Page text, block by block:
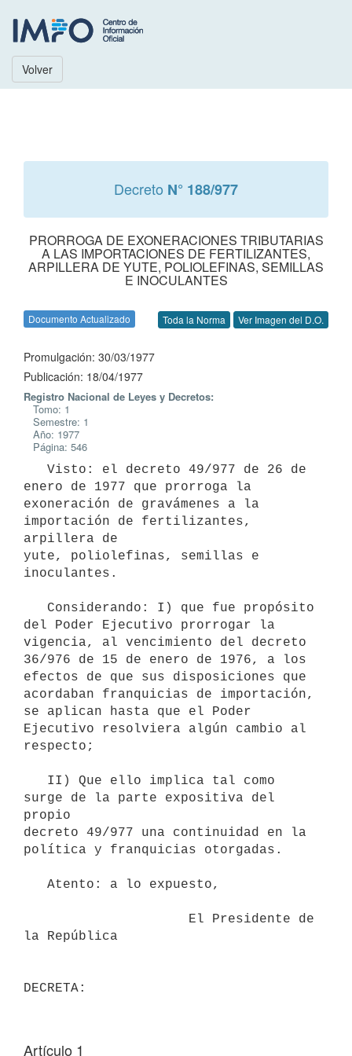
Volver
Decreto N° 188/977
PRORROGA DE EXONERACIONES TRIBUTARIAS
A LAS IMPORTACIONES DE FERTILIZANTES,
ARPILLERA DE YUTE, POLIOLEFINAS, SEMILLAS
E INOCULANTES
Documento Actualizado Toda la Norma Ver Imagen del D.O.
Promulgación: 30/03/1977
Publicación: 18/04/1977
Registro Nacional de Leyes y Decretos:
Tomo: 1
Semestre: 1
Año: 1977
Página: 546
enero de 1977 que prorroga la
exoneración de gravámenes a la
importación de fertilizantes,
arpillera de
yute, poliolefinas, semillas e
inoculantes.
del Poder Ejecutivo prorrogar la
vigencia, al vencimiento del decreto
36/976 de 15 de enero de 1976, a los
efectos de que sus disposiciones que
acordaban franquicias de importación,
se aplican hasta que el Poder
Ejecutivo resolviera algún cambio al
respecto;
surge de la parte expositiva del
propio
decreto 49/977 una continuidad en la
política y franquicias otorgadas.
la República
Artículo 1